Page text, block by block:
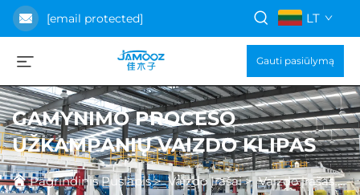
[email protected] LT
Gauti pasiūlymą
GAMYNIMO PROCESO
UŽKAMPANIŲ VAIZDO KLIPAS
Pagrindinis Puslapis>Vaizdo Įrašai>Vaizdo įrašas apie gamybos procesą